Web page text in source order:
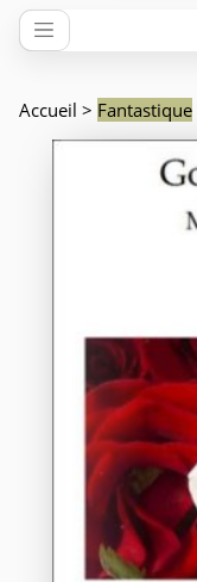
Accueil > Fantastique